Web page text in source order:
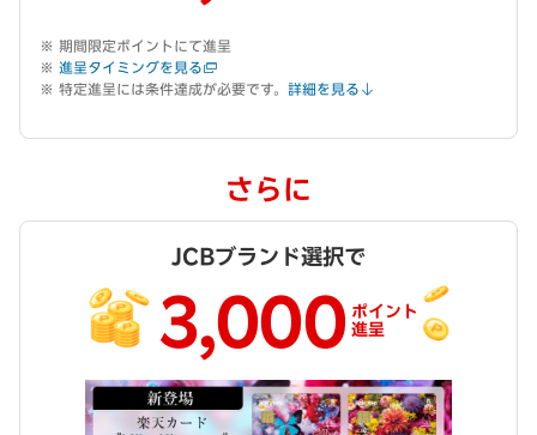
期間限定ポイントにて進呈
進呈タイミングを見る
特定進呈には条件達成が必要です。 詳細を見る
さらに
JCBブランド選択で
3,000 ポイント
進呈